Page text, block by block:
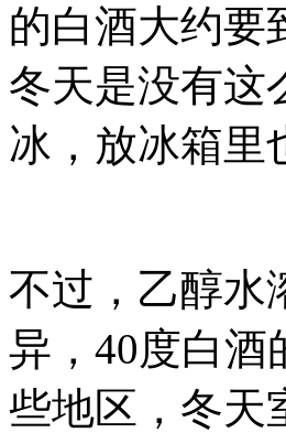
的白酒大约要
冬天是没有这
冰，放冰箱里
不过，乙醇水
异，40度白酒
些地区，冬天